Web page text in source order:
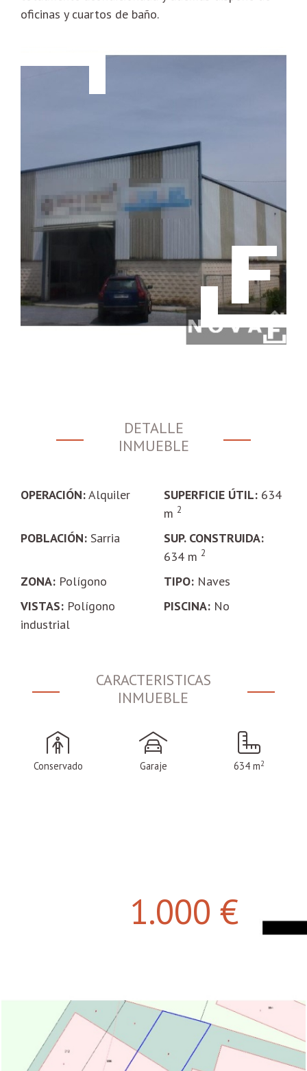
oficinas y cuartos de baño.
DETALLE
INMUEBLE
OPERACIÓN:Alquiler SUPERFICIE ÚTIL: 634
m 2
POBLACIÓN: Sarria
SUP. CONSTRUIDA:
634 m 2
ZONA: Polígono TIPO: Naves
VISTAS: Polígono
industrial
PISCINA: No
CARACTERISTICAS
INMUEBLE
Conservado Garaje 634 m2
1.000 €